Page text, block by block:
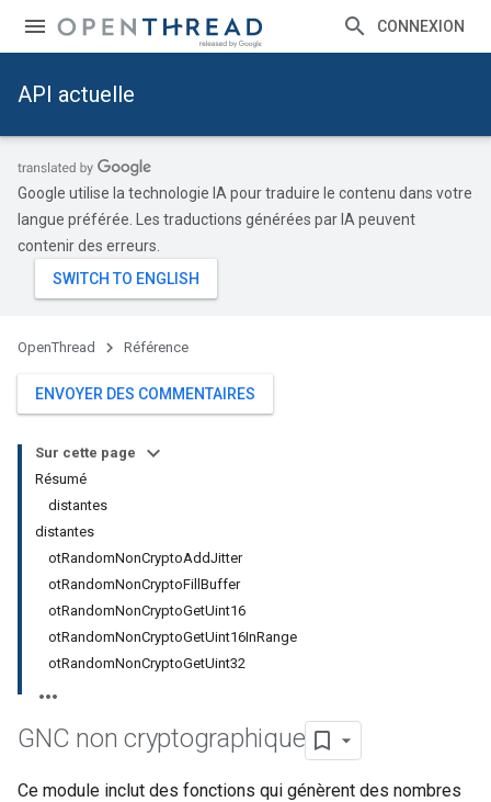
CONNEXION
API actuelle
Google utilise la technologie IA pour traduire le contenu dans votre
langue préférée. Les traductions générées par IA peuvent
contenir des erreurs.
OpenThread Référence
ENVOYER DES COMMENTAIRES
Sur cette page
Résumé
distantes
distantes
otRandomNonCryptoAddJitter
otRandomNonCryptoFillBuffer
otRandomNonCryptoGetUint16
otRandomNonCryptoGetUint16InRange
otRandomNonCryptoGetUint32
GNC non cryptographique
Ce module inclut des fonctions qui génèrent des nombres